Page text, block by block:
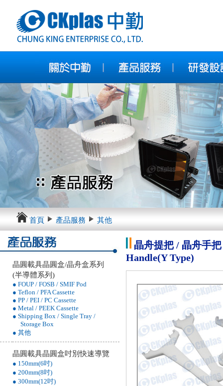
首頁 產品服務 其他
晶圓載具晶圓盒/晶舟盒系列
(半導體系列)
● FOUP / FOSB / SMIF Pod
● Teflon / PFA Cassette
● PP / PEI / PC Cassette
● Metal / PEEK Cassette
● Shipping Box / Single Tray /
Storage Box
● 其他
晶圓載具晶圓盒吋別快速導覽
● 150mm(6吋)
● 200mm(8吋)
● 300mm(12吋)
晶舟提把 / 晶舟手
Handle(Y Type)